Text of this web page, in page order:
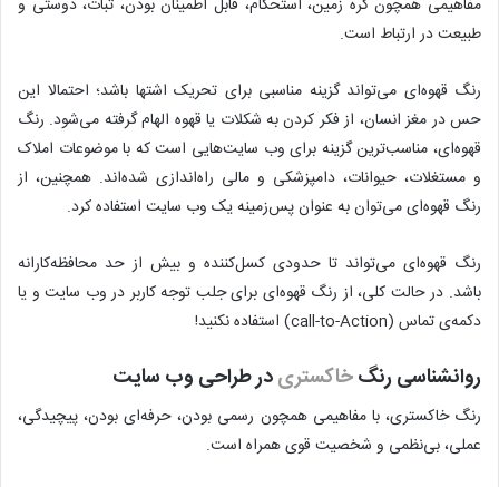
طبیعت در ارتباط است.
رنگ قهوه‌ای می‌تواند گزینه مناسبی برای تحریک اشتها باشد؛ احتمالا این
حس در مغز انسان، از فکر کردن به شکلات یا قهوه الهام گرفته می‌شود. رنگ
قهوه‌ای، مناسب‌ترین گزینه برای وب سایت‌هایی است که با موضوعات املاک
و مستغلات، حیوانات، دامپزشکی و مالی راه‌اندازی شده‌اند. همچنین، از
رنگ قهوه‌ای می‌توان به عنوان پس‌زمینه یک وب سایت استفاده کرد.
رنگ قهوه‌ای می‌تواند تا حدودی کسل‌کننده و بیش از حد محافظه‌کارانه
باشد. در حالت کلی، از رنگ قهوه‌ای برای جلب توجه کاربر در وب سایت و یا
دکمه‌ی تماس (call-to-Action) استفاده نکنید!
روانشناسی رنگخاکستریدر طراحی وب سایت
رنگ خاکستری، با مفاهیمی همچون رسمی بودن، حرفه‌ای بودن، پیچیدگی،
عملی، بی‌نظمی و شخصیت قوی همراه است.